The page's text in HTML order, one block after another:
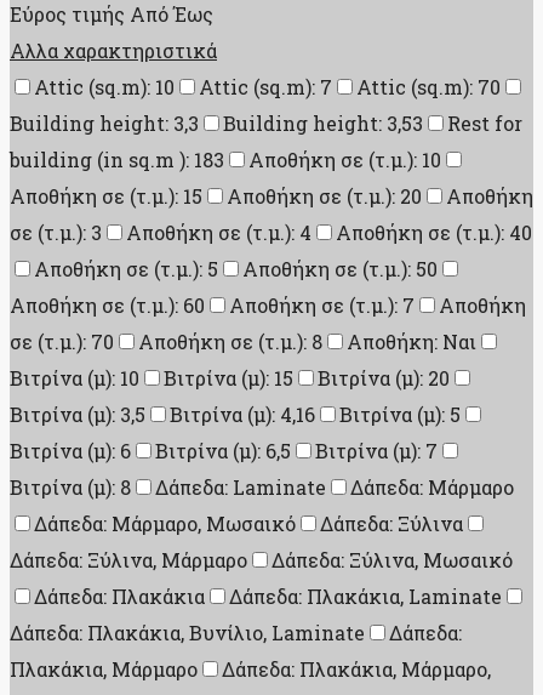
Εύρος τιμής ΑπόΈως
Αλλα χαρακτηριστικά
Attic (sq.m): 10
Attic (sq.m): 7
Attic (sq.m): 70
Building height: 3,3
Building height: 3,53
Rest for
building (in sq.m ): 183
Αποθήκη σε (τ.μ.): 10
Αποθήκη σε (τ.μ.): 15
Αποθήκη σε (τ.μ.): 20
Αποθήκη
σε (τ.μ.): 3
Αποθήκη σε (τ.μ.): 4
Αποθήκη σε (τ.μ.): 40
Αποθήκη σε (τ.μ.): 5
Αποθήκη σε (τ.μ.): 50
Αποθήκη σε (τ.μ.): 60
Αποθήκη σε (τ.μ.): 7
Αποθήκη
σε (τ.μ.): 70
Αποθήκη σε (τ.μ.): 8
Αποθήκη: Ναι
Βιτρίνα (μ): 10
Βιτρίνα (μ): 15
Βιτρίνα (μ): 20
Βιτρίνα (μ): 3,5
Βιτρίνα (μ): 4,16
Βιτρίνα (μ): 5
Βιτρίνα (μ): 6
Βιτρίνα (μ): 6,5
Βιτρίνα (μ): 7
Βιτρίνα (μ): 8
Δάπεδα: Laminate
Δάπεδα: Μάρμαρο
Δάπεδα: Μάρμαρο, Μωσαικό
Δάπεδα: Ξύλινα
Δάπεδα: Ξύλινα, Μάρμαρο
Δάπεδα: Ξύλινα, Μωσαικό
Δάπεδα: Πλακάκια
Δάπεδα: Πλακάκια, Laminate
Δάπεδα: Πλακάκια, Βυνίλιο, Laminate
Δάπεδα:
Πλακάκια, Μάρμαρο
Δάπεδα: Πλακάκια, Μάρμαρο,